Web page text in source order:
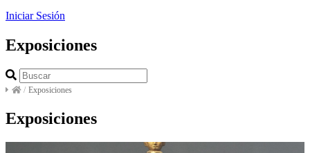
Iniciar Sesión
Exposiciones
/ Exposiciones
Exposiciones